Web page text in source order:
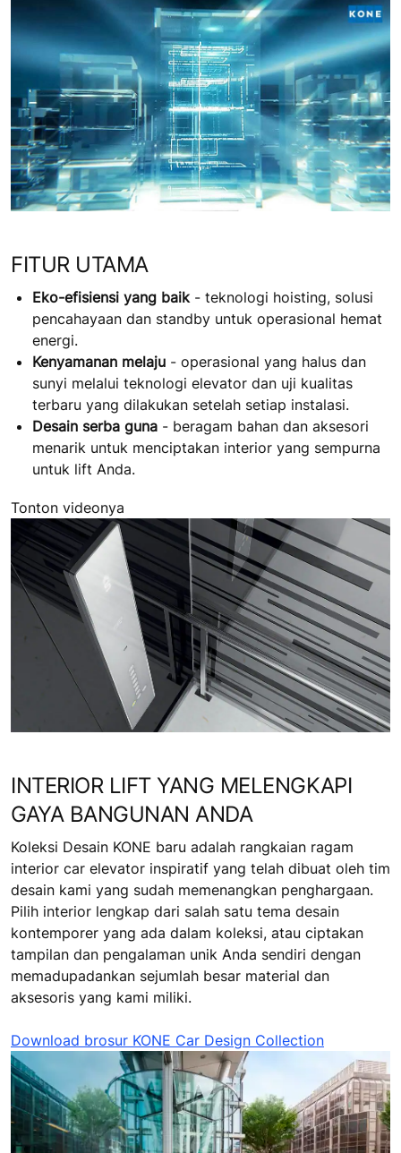
FITUR UTAMA
Eko-efisiensi yang baik - teknologi hoisting, solusi
pencahayaan dan standby untuk operasional hemat
energi.
Kenyamanan melaju - operasional yang halus dan
sunyi melalui teknologi elevator dan uji kualitas
terbaru yang dilakukan setelah setiap instalasi.
Desain serba guna - beragam bahan dan aksesori
menarik untuk menciptakan interior yang sempurna
untuk lift Anda.
Tonton videonya
INTERIOR LIFT YANG MELENGKAPI
GAYA BANGUNAN ANDA
Koleksi Desain KONE baru adalah rangkaian ragam
interior car elevator inspiratif yang telah dibuat oleh tim
desain kami yang sudah memenangkan penghargaan.
Pilih interior lengkap dari salah satu tema desain
kontemporer yang ada dalam koleksi, atau ciptakan
tampilan dan pengalaman unik Anda sendiri dengan
memadupadankan sejumlah besar material dan
aksesoris yang kami miliki.
Download brosur KONE Car Design Collection